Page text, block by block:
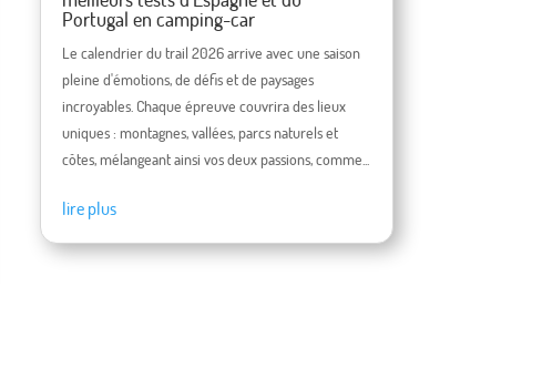
Portugal en camping-car
Le calendrier du trail 2026 arrive avec une saison
pleine d'émotions, de défis et de paysages
incroyables. Chaque épreuve couvrira des lieux
uniques : montagnes, vallées, parcs naturels et
côtes, mélangeant ainsi vos deux passions, comme...
lire plus